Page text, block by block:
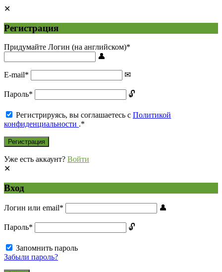
Регистрация
Придумайте Логин (на английском)*
E-mail*
Пароль*
Регистрируясь, вы соглашаетесь с Политикой
конфиденциальности .*
Уже есть аккаунт? Войти
Вход
Логин или email*
Пароль*
Запомнить пароль
Забыли пароль?